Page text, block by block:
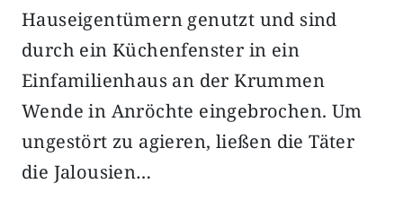
Hauseigentümern genutzt und sind
durch ein Küchenfenster in ein
Einfamilienhaus an der Krummen
Wende in Anröchte eingebrochen. Um
ungestört zu agieren, ließen die Täter
die Jalousien…